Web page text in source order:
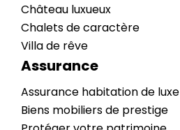
Château luxueux
Chalets de caractère
Villa de rêve
Assurance
Assurance habitation de luxe
Biens mobiliers de prestige